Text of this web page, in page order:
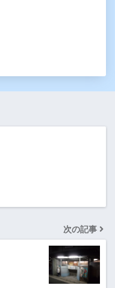
次の記事